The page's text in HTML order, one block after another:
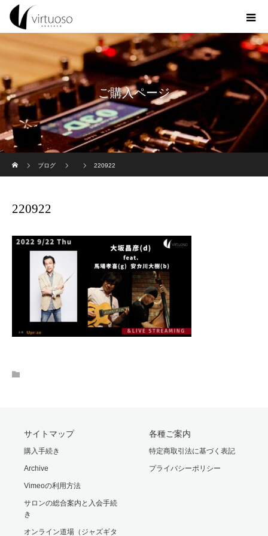
ご購入ページ
ブログ
220922
220922
サイトマップ
購入手続き
Archive
Vimeoの利用方法
サロンの総合案内と入会手続
き
オンライン道場（ジャズギタ
各種ご案内
特定商取引法に基づく表記
プライバシーポリシー